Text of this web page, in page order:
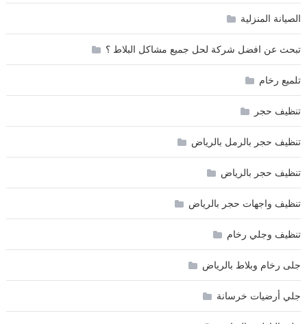
الصيانة المنزلية
تبحث عن افضل شركة لحل جميع مشاكل البلاط ؟
تلميع رخام
تنظيف حجر
تنظيف حجر بالرمل بالرياض
تنظيف حجر بالرياض
تنظيف واجهات حجر بالرياض
تنظيف وجلي رخام
جلى رخام وبلاط بالرياض
جلي أرضيات خرسانة